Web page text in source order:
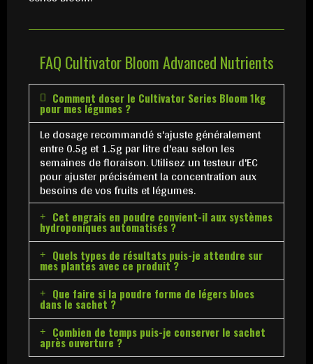
FAQ Cultivator Bloom Advanced Nutrients
Comment doser le Cultivator Series Bloom 1kg
pour mes légumes ?
Le dosage recommandé s'ajuste généralement
entre 0.5g et 1.5g par litre d'eau selon les
semaines de floraison. Utilisez un testeur d'EC
pour ajuster précisément la concentration aux
besoins de vos fruits et légumes.
Cet engrais en poudre convient-il aux systèmes
hydroponiques automatisés ?
Quels types de résultats puis-je attendre sur
mes plantes avec ce produit ?
Que faire si la poudre forme de légers blocs
dans le sachet ?
Combien de temps puis-je conserver le sachet
après ouverture ?